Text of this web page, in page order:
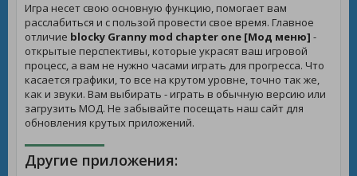
Игра несет свою основную функцию, помогает вам
расслабиться и с пользой провести свое время. Главное
отличие blocky Granny mod chapter one [Мод меню] -
открытые перспективы, которые украсят ваш игровой
процесс, а вам не нужно часами играть для прогресса. Что
касается графики, то все на крутом уровне, точно так же,
как и звуки. Вам выбирать - играть в обычную версию или
загрузить МОД. Не забывайте посещать наш сайт для
обновления крутых приложений.
Другие приложения: